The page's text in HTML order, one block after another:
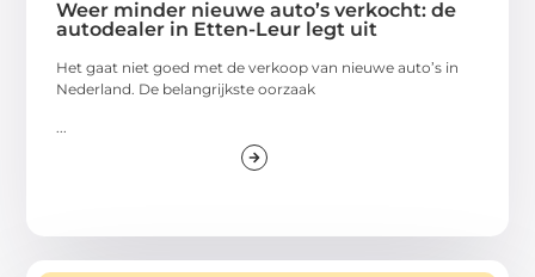
Weer minder nieuwe auto’s verkocht: de
autodealer in Etten-Leur legt uit
Het gaat niet goed met de verkoop van nieuwe auto’s in
Nederland. De belangrijkste oorzaak
...